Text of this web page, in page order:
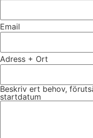
Email
Adress + Ort
Beskriv ert behov,
startdatum